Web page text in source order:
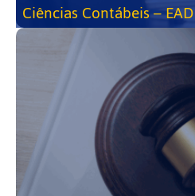
Ciências Contábeis – EAD